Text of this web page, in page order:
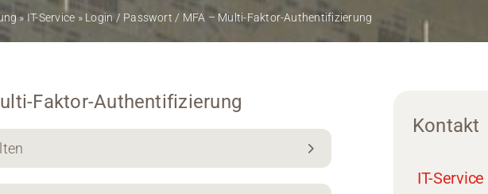
» IT-Service » Login / Passwort / MFA – Multi-Faktor-Authentifizierung
Faktor-Authentifizierung
Kontakt
IT-Service